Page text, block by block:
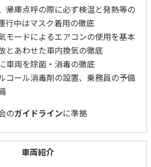
帰庫点呼の際に必ず検温と発熱等の
行中はマスク着用の徹底
モードによるエアコンの使用を基本
とあわせた車内換気の徹底
車両を除菌・消毒の徹底
コール消毒剤の設置、乗務員の予備
のガイドラインに準拠
車両紹介